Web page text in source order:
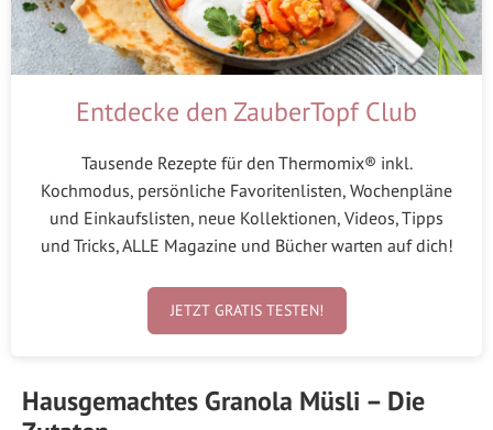
Entdecke den ZauberTopf Club
Tausende Rezepte für den Thermomix® inkl.
Kochmodus, persönliche Favoritenlisten, Wochenpläne
und Einkaufslisten, neue Kollektionen, Videos, Tipps
und Tricks, ALLE Magazine und Bücher warten auf dich!
JETZT GRATIS TESTEN!
Hausgemachtes Granola Müsli – Die